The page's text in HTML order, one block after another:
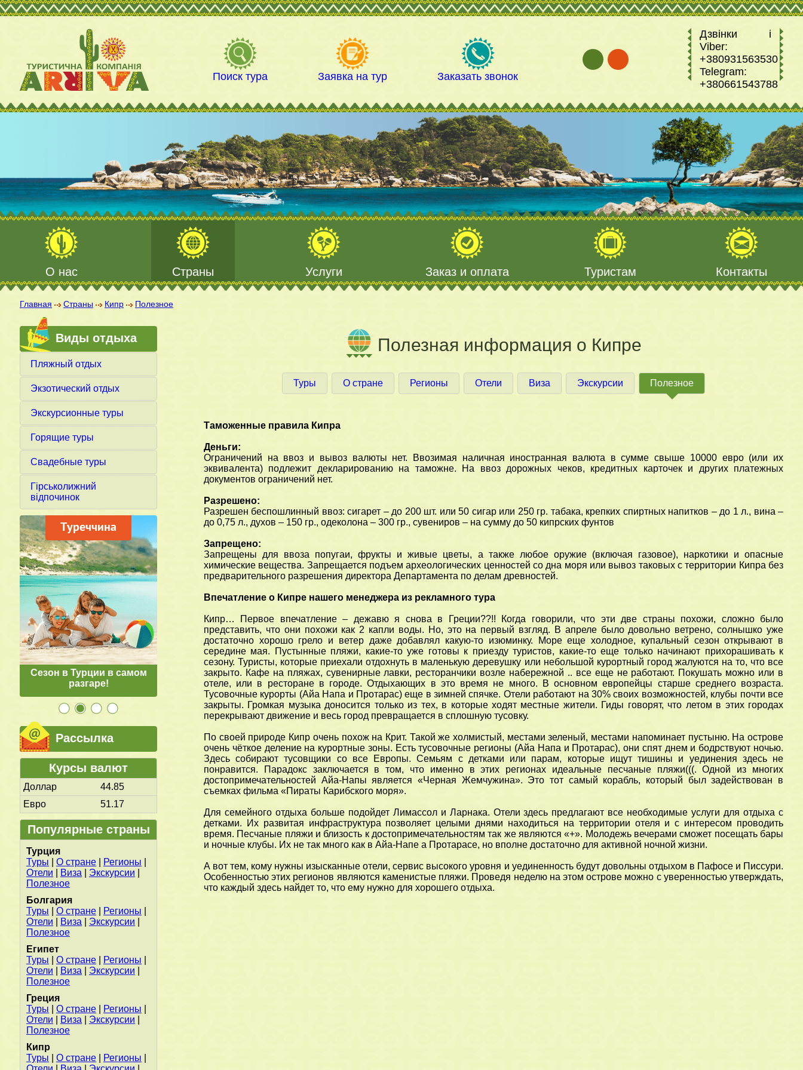
Поиск тура Заявка на тур Заказать звонок
Дзвінки і
Viber:
+380931563530
Telegram:
+380661543788
О нас Страны Услуги Заказ и оплата Туристам Контакты
Главная Страны Кипр Полезное
Виды отдыха
Пляжный отдых
Экзотический отдых
Экскурсионные туры
Горящие туры
Свадебные туры
Гірськолижний
відпочинок
Сезон в Турции в самом
разгаре!
Греция открыта для
Отзывы о нас
Комфортный сезон в
Египте!
Сезон в Турции в самом
разгаре!
Рассылка
Курсы валют
Доллар
44.85
Евро
51.17
Популярные страны
Турция
Туры
О стране Регионы
Отели
Виза Экскурсии
Полезное
Болгария
Туры
О стране Регионы
Отели
Виза Экскурсии
Полезное
Египет
Туры
О стране Регионы
Отели
Виза Экскурсии
Полезное
Греция
Туры
О стране Регионы
Отели
Виза Экскурсии
Полезное
Кипр
Туры
О стране Регионы
Полезная информация о Кипре
Туры О стране Регионы Отели Виза Экскурсии Полезное
Таможенные правила Кипра
Деньги:
Ограничений на ввоз и вывоз валюты нет. Ввозимая наличная иностранная валюта в сумме свыше 10000 евро (или их
эквивалента) подлежит декларированию на таможне. На ввоз дорожных чеков, кредитных карточек и других платежных
документов ограничений нет.
Разрешено:
Разрешен беспошлинный ввоз: сигарет – до 200 шт. или 50 сигар или 250 гр. табака, крепких спиртных напитков – до 1 л., вина –
до 0,75 л., духов – 150 гр., одеколона – 300 гр., сувениров – на сумму до 50 кипрских фунтов
Запрещено:
Запрещены для ввоза попугаи, фрукты и живые цветы, а также любое оружие (включая газовое), наркотики и опасные
химические вещества. Запрещается подъем археологических ценностей со дна моря или вывоз таковых с территории Кипра без
предварительного разрешения директора Департамента по делам древностей.
Впечатление о Кипре нашего менеджера из рекламного тура
Кипр… Первое впечатление – дежавю я снова в Греции??!! Когда говорили, что эти две страны похожи, сложно было
представить, что они похожи как 2 капли воды. Но, это на первый взгляд. В апреле было довольно ветрено, солнышко уже
достаточно хорошо грело и ветер даже добавлял какую-то изюминку. Море еще холодное, купальный сезон открывают в
середине мая. Пустынные пляжи, какие-то уже готовы к приезду туристов, какие-то еще только начинают прихорашивать к
сезону. Туристы, которые приехали отдохнуть в маленькую деревушку или небольшой курортный город жалуются на то, что все
закрыто. Кафе на пляжах, сувенирные лавки, ресторанчики возле набережной .. все еще не работают. Покушать можно или в
отеле, или в ресторане в городе. Отдыхающих в это время не много. В основном европейцы старше среднего возраста.
Тусовочные курорты (Айа Напа и Протарас) еще в зимней спячке. Отели работают на 30% своих возможностей, клубы почти все
закрыты. Громкая музыка доносится только из тех, в которые ходят местные жители. Гиды говорят, что летом в этих городах
перекрывают движение и весь город превращается в сплошную тусовку.
По своей природе Кипр очень похож на Крит. Такой же холмистый, местами зеленый, местами напоминает пустыню. На острове
очень чёткое деление на курортные зоны. Есть тусовочные регионы (Айа Напа и Протарас), они спят днем и бодрствуют ночью.
Здесь собирают тусовщики со все Европы. Семьям с детками или парам, которые ищут тишины и уединения здесь не
понравится. Парадокс заключается в том, что именно в этих регионах идеальные песчаные пляжи(((. Одной из многих
достопримечательностей Айа-Напы является «Черная Жемчужина». Это тот самый корабль, который был задействован в
съемках фильма «Пираты Карибского моря».
Для семейного отдыха больше подойдет Лимассол и Ларнака. Отели здесь предлагают все необходимые услуги для отдыха с
детками. Их развитая инфраструктура позволяет целыми днями находиться на территории отеля и с интересом проводить
время. Песчаные пляжи и близость к достопримечательностям так же являются «+». Молодежь вечерами сможет посещать бары
и ночные клубы. Их не так много как в Айа-Напе а Протарасе, но вполне достаточно для активной ночной жизни.
А вот тем, кому нужны изысканные отели, сервис высокого уровня и уединенность будут довольны отдыхом в Пафосе и Писсури.
Особенностью этих регионов являются каменистые пляжи. Проведя неделю на этом острове можно с уверенностью утверждать,
что каждый здесь найдет то, что ему нужно для хорошего отдыха.